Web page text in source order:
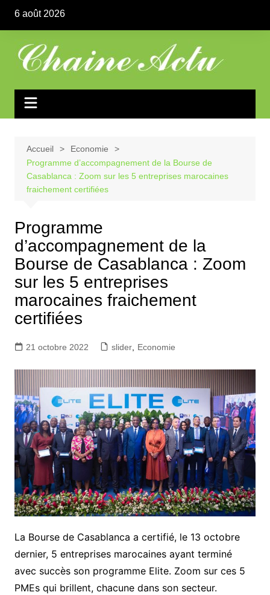
contenu
6 août 2026
Accueil
Economie
Programme d’accompagnement de la Bourse de
Casablanca : Zoom sur les 5 entreprises marocaines
fraichement certifiées
Programme
d’accompagnement de la
Bourse de Casablanca : Zoom
sur les 5 entreprises
marocaines fraichement
certifiées
21 octobre 2022 slider, Economie
La Bourse de Casablanca a certifié, le 13 octobre
dernier, 5 entreprises marocaines ayant terminé
avec succès son programme Elite. Zoom sur ces 5
PMEs qui brillent, chacune dans son secteur.